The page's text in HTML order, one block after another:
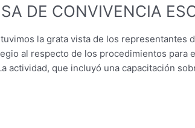
DE CONVIVENCIA
la grata vista de los
al respecto de los procedimientos para
actividad, que incluyó una capacitación